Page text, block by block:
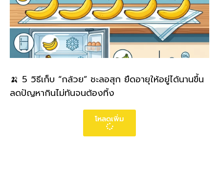
🍌 5 วิธีเก็บ “กล้วย” ชะลอสุก ยืดอายุให้อยู่ได้นานขึ้น
ลดปัญหากินไม่ทันจนต้องทิ้ง
โหลดเพิ่ม